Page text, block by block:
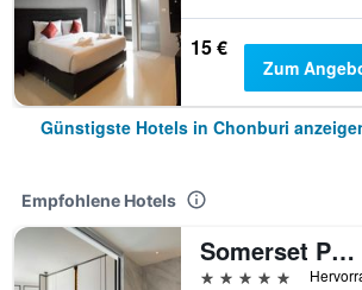
15 €
Zum
Günstigste Hotels in Chonburi
Empfohlene Hotels
Somerset Pattaya
5 Sterne